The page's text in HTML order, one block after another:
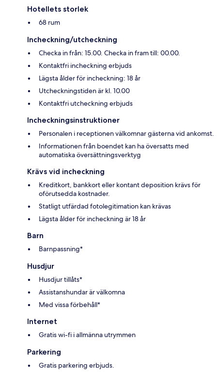
Hotellets storlek
68 rum
Incheckning/utcheckning
Checka in från: 15.00. Checka in fram till: 00.00.
Kontaktfri incheckning erbjuds
Lägsta ålder för incheckning: 18 år
Utcheckningstiden är kl. 10.00
Kontaktfri utcheckning erbjuds
Incheckningsinstruktioner
Personalen i receptionen välkomnar gästerna vid ankomst.
Informationen från boendet kan ha översatts med
automatiska översättningsverktyg
Krävs vid incheckning
Kreditkort, bankkort eller kontant deposition krävs för
oförutsedda kostnader.
Statligt utfärdad fotolegitimation kan krävas
Lägsta ålder för incheckning är 18 år
Barn
Barnpassning*
Husdjur
Husdjur tillåts*
Assistanshundar är välkomna
Med vissa förbehåll*
Internet
Gratis wi-fi i allmänna utrymmen
Parkering
Gratis parkering erbjuds.